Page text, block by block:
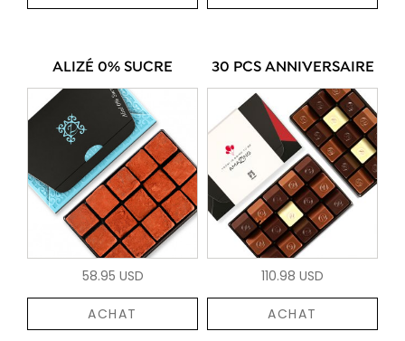
ALIZÉ 0% SUCRE
58.95 USD
ACHAT
30 PCS ANNIVERSAIRE
110.98 USD
ACHAT